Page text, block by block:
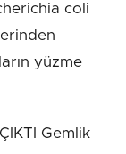
coli
yüzme
Gemlik